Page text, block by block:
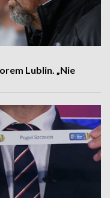
Lublin. „Nie